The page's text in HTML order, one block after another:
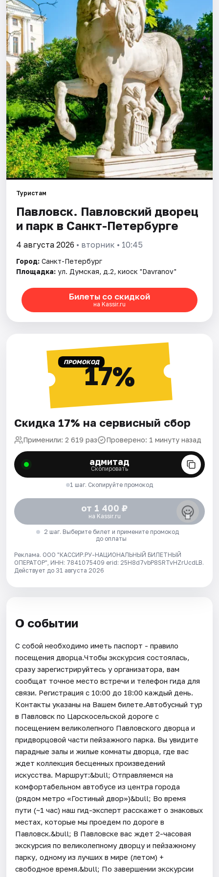
Города
Площадки
Артисты
Рейтинги
Туристам
Павловск. Павловский дворец
и парк в Санкт-Петербурге
4 августа 2026 • вторник • 10:45
Город: Санкт-Петербург
Площадка: ул. Думская, д.2, киоск "Davranov"
Билеты со скидкой
на Kassir.ru
ПРОМОКОД17%
Скидка 17% на сервисный сбор
Применили: 2 619 раз Проверено: 1 минуту назад
адмитад
Скопировать
1 шаг. Скопируйте промокод
от 1 400 ₽
на Kassir.ru
2 шаг. Выберите билет и примените промокод
до оплаты
Реклама. ООО "КАССИР.РУ-НАЦИОНАЛЬНЫЙ БИЛЕТНЫЙ
ОПЕРАТОР", ИНН: 7841075409 erid: 25H8d7vbP8SRTvHZrUcdLB.
Действует до 31 августа 2026
О событии
С собой необходимо иметь паспорт - правило
посещения дворца.Чтобы экскурсия состоялась,
сразу зарегистрируйтесь у организатора, вам
сообщат точное место встречи и телефон гида для
связи. Регистрация с 10:00 до 18:00 каждый день.
Контакты указаны на Вашем билете.Автобусный тур
в Павловск по Царскосельской дороге с
посещением великолепного Павловского дворца и
придворцовой части пейзажного парка. Вы увидите
парадные залы и жилые комнаты дворца, где вас
ждет коллекция бесценных произведений
искусства. Маршрут:&bull; Отправляемся на
комфортабельном автобусе из центра города
(рядом метро «Гостиный двор»)&bull; Во время
пути (~1 час) наш гид-эксперт расскажет о знаковых
местах, которые мы проедем по дороге в
Павловск.&bull; В Павловске вас ждет 2-часовая
экскурсия по великолепному дворцу и пейзажному
парку, одному из лучших в мире (летом) +
свободное время.&bull; По завершении экскурсии